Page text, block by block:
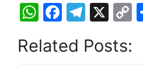
W
at
F
c
T
e
X
Related Posts: